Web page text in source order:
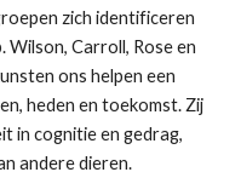
zich identificeren
Wilson, Carroll, Rose en
ons helpen een
heden en toekomst. Zij
in cognitie en gedrag,
andere dieren.